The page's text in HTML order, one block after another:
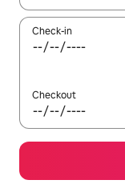
Check-in
Checkout